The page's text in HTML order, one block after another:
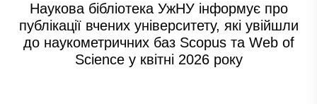
Наукова бібліотека УжНУ інформує про
публікації вчених університету, які увійшли
до наукометричних баз Scopus та Web of
Science у квітні 2026 року